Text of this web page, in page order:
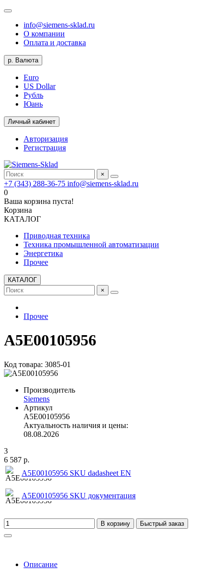
info@siemens-sklad.ru
О компании
Оплата и доставка
р. Валюта
Euro
US Dollar
Рубль
Юань
Личный кабинет
Авторизация
Регистрация
×
+7 (343) 288-36-75 info@siemens-sklad.ru
0
Ваша корзина пуста!
Корзина
КАТАЛОГ
Приводная техника
Техника промышленной автоматизации
Энергетика
Прочее
КАТАЛОГ
×
Прочее
A5E00105956
Код товара: 3085-01
Производитель
Siemens
Артикул
A5E00105956
Актуальность наличия и цены:
08.08.2026
3
6 587 р.
A5E00105956 SKU dadasheet EN
A5E00105956 SKU документация
В корзину Быстрый заказ
Описание